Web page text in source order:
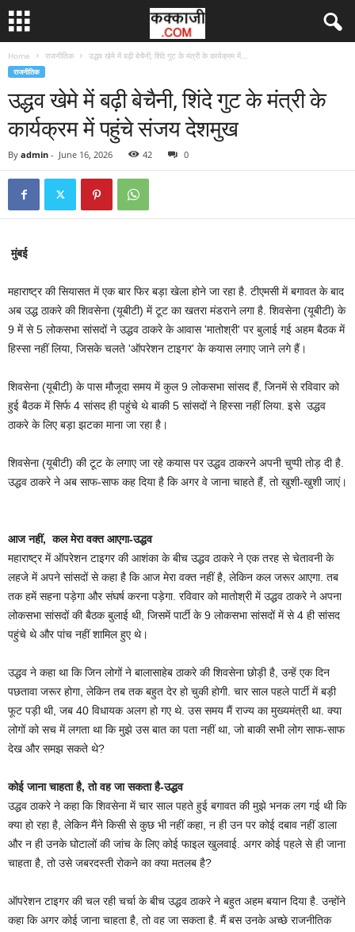
Home राजनीतिक उद्धव खेमे में बढ़ी बेचैनी, शिंदे गुट के मंत्री के कार्यक्रम में...
राजनीतिक
उद्धव खेमे में बढ़ी बेचैनी, शिंदे गुट के मंत्री के
कार्यक्रम में पहुंचे संजय देशमुख
By admin - June 16, 2026 42 0
मुंबई
महाराष्ट्र की सियासत में एक बार फिर बड़ा खेला होने जा रहा है. टीएमसी में बगावत के बाद
अब उद्ध ठाकरे की शिवसेना (यूबीटी) में टूट का खतरा मंडराने लगा है. शिवसेना (यूबीटी) के
9 में से 5 लोकसभा सांसदों ने उद्धव ठाकरे के आवास 'मातोश्री' पर बुलाई गई अहम बैठक में
हिस्सा नहीं लिया, जिसके चलते 'ऑपरेशन टाइगर' के कयास लगाए जाने लगे हैं।
शिवसेना (यूबीटी) के पास मौजूदा समय में कुल 9 लोकसभा सांसद हैं, जिनमें से रविवार को
हुई बैठक में सिर्फ 4 सांसद ही पहुंचे थे बाकी 5 सांसदों ने हिस्सा नहीं लिया. इसे उद्धव
ठाकरे के लिए बड़ा झटका माना जा रहा है।
शिवसेना (यूबीटी) की टूट के लगाए जा रहे कयास पर उद्धव ठाकरने अपनी चुप्पी तोड़ दी है.
उद्धव ठाकरे ने अब साफ-साफ कह दिया है कि अगर वे जाना चाहते हैं, तो खुशी-खुशी जाएं।
आज नहीं, कल मेरा वक्त आएगा-उद्धव
महाराष्ट्र में ऑपरेशन टाइगर की आशंका के बीच उद्धव ठाकरे ने एक तरह से चेतावनी के
लहजे में अपने सांसदों से कहा है कि आज मेरा वक्त नहीं है, लेकिन कल जरूर आएगा. तब
तक हमें सहना पड़ेगा और संघर्ष करना पड़ेगा. रविवार को मातोश्री में उद्धव ठाकरे ने अपना
लोकसभा सांसदों की बैठक बुलाई थी, जिसमें पार्टी के 9 लोकसभा सांसदों में से 4 ही सांसद
पहुंचे थे और पांच नहीं शामिल हुए थे।
उद्धव ने कहा था कि जिन लोगों ने बालासाहेब ठाकरे की शिवसेना छोड़ी है, उन्हें एक दिन
पछतावा जरूर होगा, लेकिन तब तक बहुत देर हो चुकी होगी. चार साल पहले पार्टी में बड़ी
फूट पड़ी थी, जब 40 विधायक अलग हो गए थे. उस समय मैं राज्य का मुख्यमंत्री था. क्या
लोगों को सच में लगता था कि मुझे उस बात का पता नहीं था, जो बाकी सभी लोग साफ-साफ
देख और समझ सकते थे?
कोई जाना चाहता है, तो वह जा सकता है-उद्धव
उद्धव ठाकरे ने कहा कि शिवसेना में चार साल पहते हुई बगावत की मुझे भनक लग गई थी कि
क्या हो रहा है, लेकिन मैंने किसी से कुछ भी नहीं कहा, न ही उन पर कोई दबाव नहीं डाला
और न ही उनके घोटालों की जांच के लिए कोई फाइल खुलवाई. अगर कोई पहले से ही जाना
चाहता है, तो उसे जबरदस्ती रोकने का क्या मतलब है?
ऑपरेशन टाइगर की चल रही चर्चा के बीच उद्धव ठाकरे ने बहुत अहम बयान दिया है. उन्होंने
कहा कि अगर कोई जाना चाहता है, तो वह जा सकता है. मैं बस उनके अच्छे राजनीतिक